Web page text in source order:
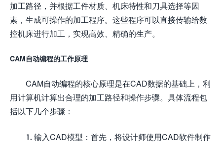
加工路径，并根据工件材质、机床特性和刀具选择等因
素，生成可操作的加工程序。这些程序可以直接传输给数
控机床进行加工，实现高效、精确的生产。
CAM自动编程的工作原理
CAM自动编程的核心原理是在CAD数据的基础上，利
用计算机计算出合理的加工路径和操作步骤。具体流程包
括以下几个步骤：
1. 输入CAD模型：首先，将设计师使用CAD软件制作